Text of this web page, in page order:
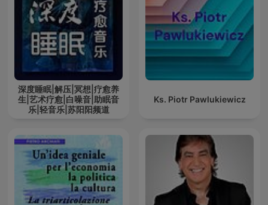
深度睡眠|解压|冥想|疗愈养
生|艺术疗愈|白噪音|助眠音
乐|轻音乐|苏阳阳频道
Ks. Piotr Pawlukiewicz